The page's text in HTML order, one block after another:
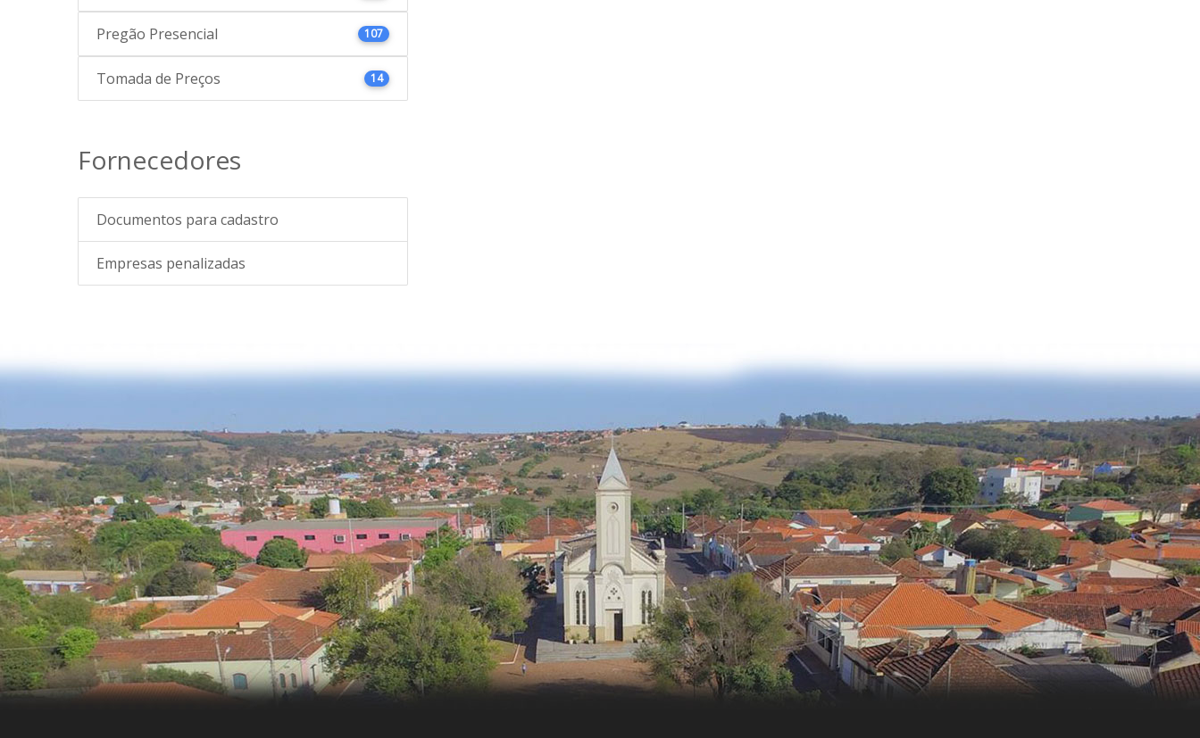
Pregão Presencial 107
Tomada de Preços 14
Fornecedores
Documentos para cadastro
Empresas penalizadas